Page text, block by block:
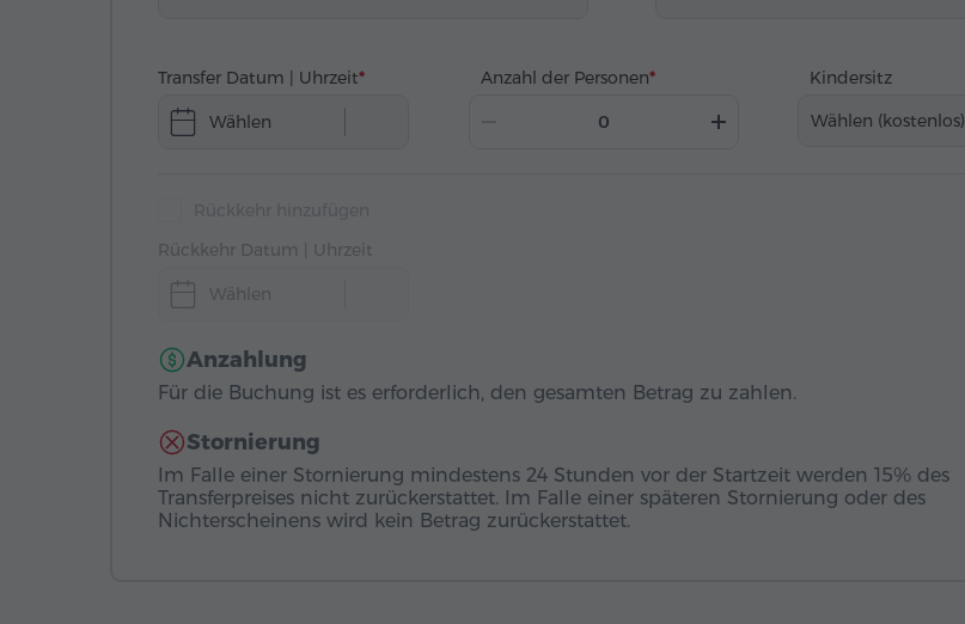
Transfer Datum | Uhrzeit
Wählen
Anzahl der Personen
Kindersitz
Wählen (kostenlos)
Rückkehr Datum | Uhrzeit
Wählen
Anzahlung
Für die Buchung ist es erforderlich, den gesamten Betrag zu zahlen.
Stornierung
Im Falle einer Stornierung mindestens 24 Stunden vor der Startzeit werden 15% des
Transferpreises nicht zurückerstattet. Im Falle einer späteren Stornierung oder des
Nichterscheinens wird kein Betrag zurückerstattet.